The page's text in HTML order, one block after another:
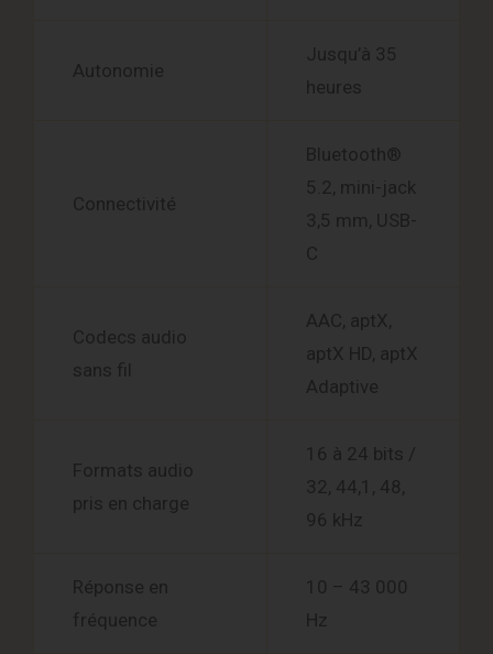
Autonomie
Jusqu’à 35
heures
Connectivité
Bluetooth®
5.2, mini-jack
3,5 mm, USB-
C
Codecs audio
sans fil
AAC, aptX,
aptX HD, aptX
Adaptive
Formats audio
pris en charge
16 à 24 bits /
32, 44,1, 48,
96 kHz
Réponse en
fréquence
10 – 43 000
Hz